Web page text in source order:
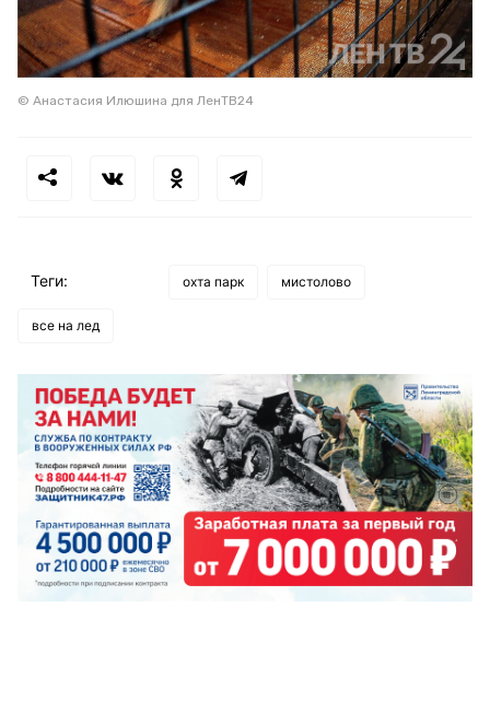
© Анастасия Илюшина для ЛенТВ24
Теги: охта парк мистолово
все на лед